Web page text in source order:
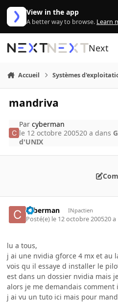
Aller au contenu
View in the app
A better way to browse. Learn
Next
Accueil Systèmes
mandriva
Parcyberman
le 12 octobre 200520 a dans
d'UNIX
cyberman INpactien
Posté(e) le 12 octobre 200520 a
lu a tous,
j ai une nvidia gforce 4 mx et au
vois qu il essaye d installer le
est dans un dossier nvidia mais
alors je me demandais comment
j ai vu un tuto ici mais pour